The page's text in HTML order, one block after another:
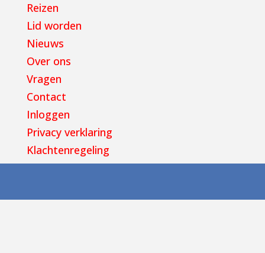
Reizen
Lid worden
Nieuws
Over ons
Vragen
Contact
Inloggen
Privacy verklaring
Klachtenregeling